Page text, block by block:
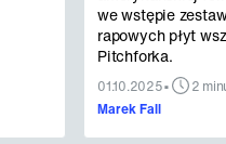
we wstępie
rapowych płyt
Pitchforka.
01.10.2025•
2
Marek Fall